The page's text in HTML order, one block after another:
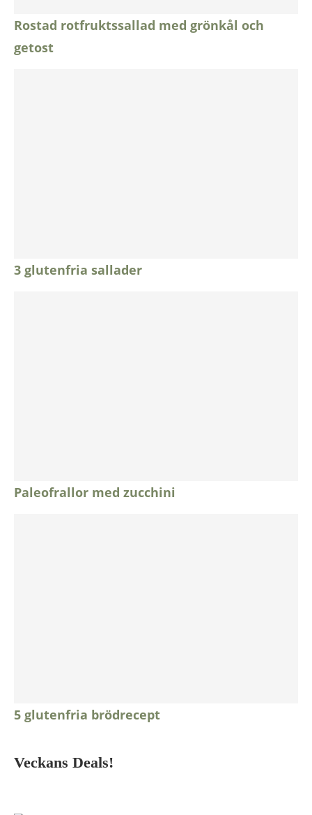
Rostad rotfruktssallad med grönkål och
getost
3 glutenfria sallader
Paleofrallor med zucchini
5 glutenfria brödrecept
Veckans Deals!